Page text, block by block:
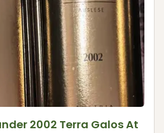
2002 Terra Galos At